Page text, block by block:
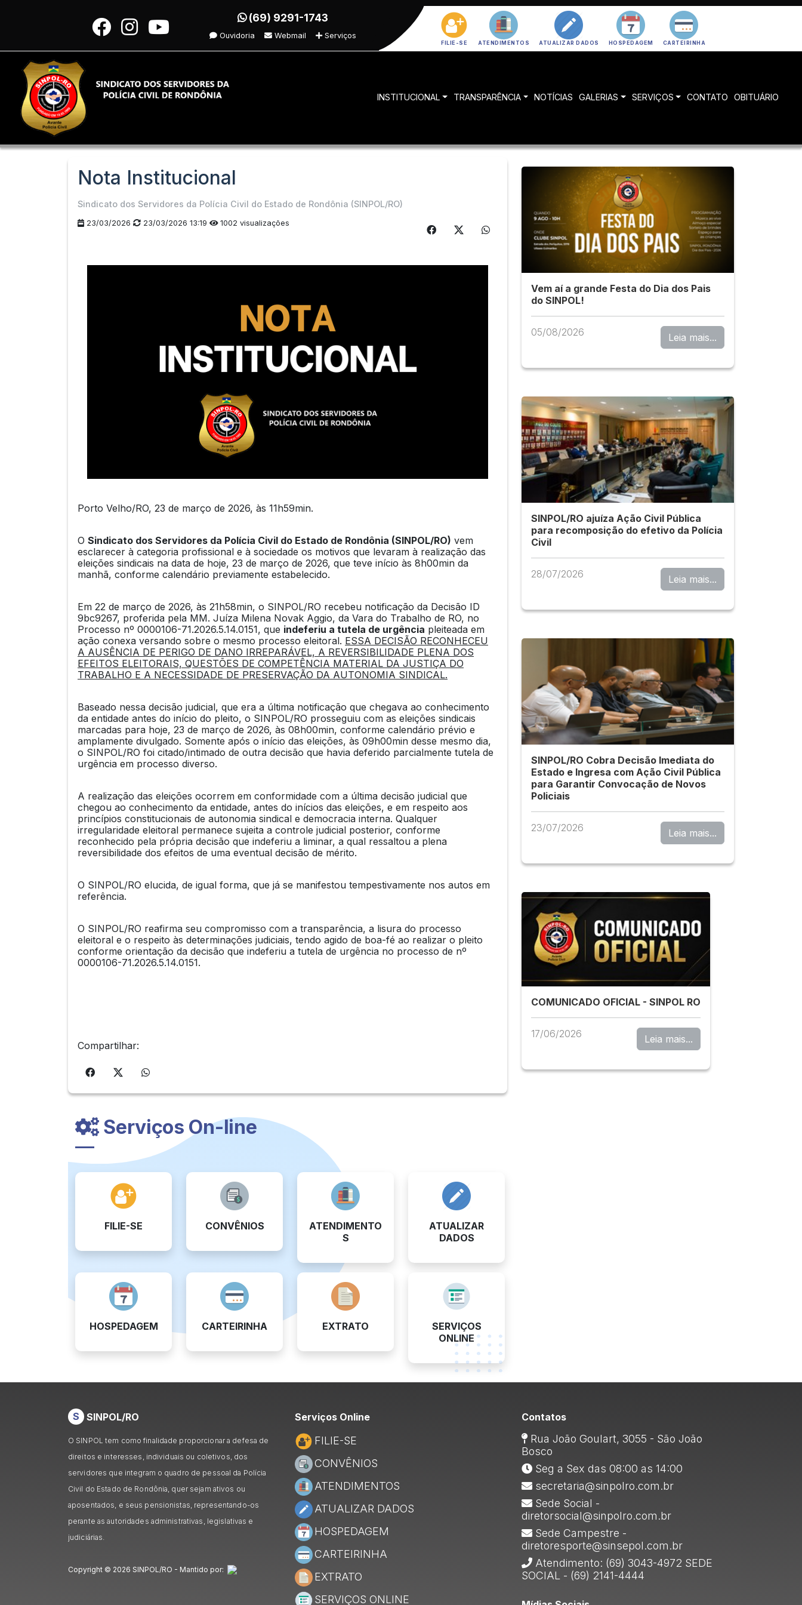
(69) 9291-1743
Ouvidoria Webmail Serviços
FILIE-SE ATENDIMENTOS ATUALIZAR DADOS HOSPEDAGEM CARTEIRINHA
INSTITUCIONAL TRANSPARÊNCIA NOTÍCIAS GALERIAS SERVIÇOS CONTATO OBITUÁRIO
Nota Institucional
Sindicato dos Servidores da Polícia Civil do Estado de Rondônia (SINPOL/RO)
23/03/2026 23/03/2026 13:19 1002 visualizações
Porto Velho/RO, 23 de março de 2026, às 11h59min.
O Sindicato dos Servidores da Polícia Civil do Estado de Rondônia (SINPOL/RO) vem
esclarecer à categoria profissional e à sociedade os motivos que levaram à realização das
eleições sindicais na data de hoje, 23 de março de 2026, que teve início às 8h00min da
manhã, conforme calendário previamente estabelecido.
Em 22 de março de 2026, às 21h58min, o SINPOL/RO recebeu notificação da Decisão ID
9bc9267, proferida pela MM. Juíza Milena Novak Aggio, da Vara do Trabalho de RO, no
Processo nº 0000106-71.2026.5.14.0151, que indeferiu a tutela de urgência pleiteada em
ação conexa versando sobre o mesmo processo eleitoral. ESSA DECISÃO RECONHECEU
A AUSÊNCIA DE PERIGO DE DANO IRREPARÁVEL, A REVERSIBILIDADE PLENA DOS
EFEITOS ELEITORAIS, QUESTÕES DE COMPETÊNCIA MATERIAL DA JUSTIÇA DO
TRABALHO E A NECESSIDADE DE PRESERVAÇÃO DA AUTONOMIA SINDICAL.
Baseado nessa decisão judicial, que era a última notificação que chegava ao conhecimento
da entidade antes do início do pleito, o SINPOL/RO prosseguiu com as eleições sindicais
marcadas para hoje, 23 de março de 2026, às 08h00min, conforme calendário prévio e
amplamente divulgado. Somente após o início das eleições, às 09h00min desse mesmo dia,
o SINPOL/RO foi citado/intimado de outra decisão que havia deferido parcialmente tutela de
urgência em processo diverso.
A realização das eleições ocorrem em conformidade com a última decisão judicial que
chegou ao conhecimento da entidade, antes do inícios das eleições, e em respeito aos
princípios constitucionais de autonomia sindical e democracia interna. Qualquer
irregularidade eleitoral permanece sujeita a controle judicial posterior, conforme
reconhecido pela própria decisão que indeferiu a liminar, a qual ressaltou a plena
reversibilidade dos efeitos de uma eventual decisão de mérito.
O SINPOL/RO elucida, de igual forma, que já se manifestou tempestivamente nos autos em
referência.
O SINPOL/RO reafirma seu compromisso com a transparência, a lisura do processo
eleitoral e o respeito às determinações judiciais, tendo agido de boa-fé ao realizar o pleito
conforme orientação da decisão que indeferiu a tutela de urgência no processo de nº
0000106-71.2026.5.14.0151.
Compartilhar:
Vem aí a grande Festa do Dia dos Pais
do SINPOL!
05/08/2026 Leia mais...
SINPOL/RO ajuíza Ação Civil Pública
para recomposição do efetivo da Polícia
Civil
28/07/2026 Leia mais...
SINPOL/RO Cobra Decisão Imediata do
Estado e Ingresa com Ação Civil Pública
para Garantir Convocação de Novos
Policiais
23/07/2026 Leia mais...
COMUNICADO OFICIAL - SINPOL RO
17/06/2026 Leia mais...
Serviços On-line
FILIE-SE CONVÊNIOS
ATENDIMENTO
S
ATUALIZAR
DADOS
HOSPEDAGEM CARTEIRINHA EXTRATO
SERVIÇOS
ONLINE
S SINPOL/RO
O SINPOL tem como finalidade proporcionar a defesa de
direitos e interesses, individuais ou coletivos, dos
servidores que integram o quadro de pessoal da Polícia
Civil do Estado de Rondônia, quer sejam ativos ou
aposentados, e seus pensionistas, representando-os
perante as autoridades administrativas, legislativas e
judiciárias.
Copyright © 2026 SINPOL/RO - Mantido por:
Serviços Online
FILIE-SE
CONVÊNIOS
ATENDIMENTOS
ATUALIZAR DADOS
HOSPEDAGEM
CARTEIRINHA
EXTRATO
SERVIÇOS ONLINE
Contatos
Rua João Goulart, 3055 - São João
Bosco
Seg a Sex das 08:00 as 14:00
secretaria@sinpolro.com.br
Sede Social -
diretorsocial@sinpolro.com.br
Sede Campestre -
diretoresporte@sinsepol.com.br
Atendimento: (69) 3043-4972 SEDE
SOCIAL - (69) 2141-4444